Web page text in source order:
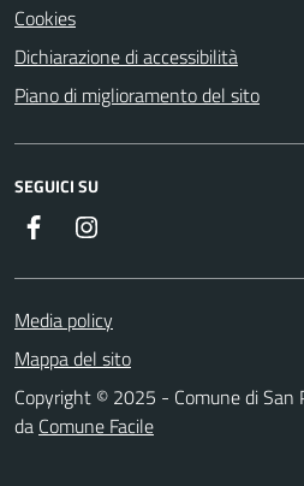
Cookies
Dichiarazione di accessibilità
Piano di miglioramento del sito
SEGUICI SU
Facebook
Media policy
Mappa del sito
Copyright © 2025 - Comune di San
da Comune Facile